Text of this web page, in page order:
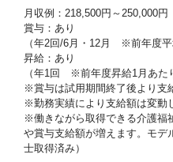
月収例：218,500円～250,000円
賞与：あり
（年2回/6月・12月 ※前年度平
昇給：あり
（年1回 ※前年度昇給1月あた
※賞与は試用期間終了後より支
※勤務実績により支給額は変動
※働きながら取得できる介護福
や賞与支給額が増えます。モデ
士取得済み）